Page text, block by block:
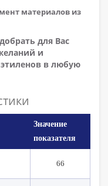
материалов из
для Вас
и
в любую
Значение
показателя
66